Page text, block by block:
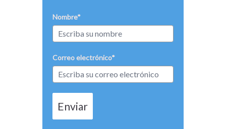
Nombre*
Correo electrónico*
Enviar